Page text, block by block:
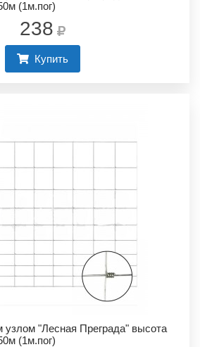
(1м.пог)
238
Купить
"Лесная Преграда" высота
(1м.пог)